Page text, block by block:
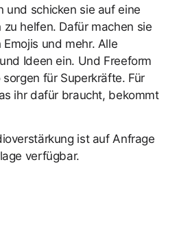
und schicken sie auf eine
helfen. Dafür machen sie
und mehr. Alle
Ideen ein. Und Freeform
für Superkräfte. Für
ihr dafür braucht, bekommt
ist auf Anfrage
verfügbar.